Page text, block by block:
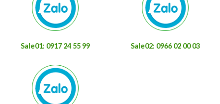
Sale01: 0917 24 55 99 Sale02: 0966 02 00 03